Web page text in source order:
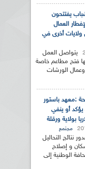
يفتتحون
العمال
ولايات أخرى في
يتواصل العمل
فتح مطاعم خاصة
وعمال الورشات
:معهد باستور
أو ينفي
بولاية ورقلة
مجتمع
نتائج التحاليل
و إصلاح
الوطنية إلى